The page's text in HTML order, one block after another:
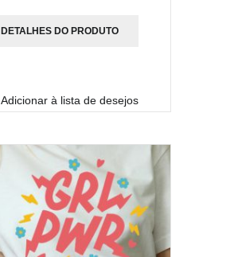
preço:
R$75,00
DETALHES DO PRODUTO
Adicionar à lista de desejos